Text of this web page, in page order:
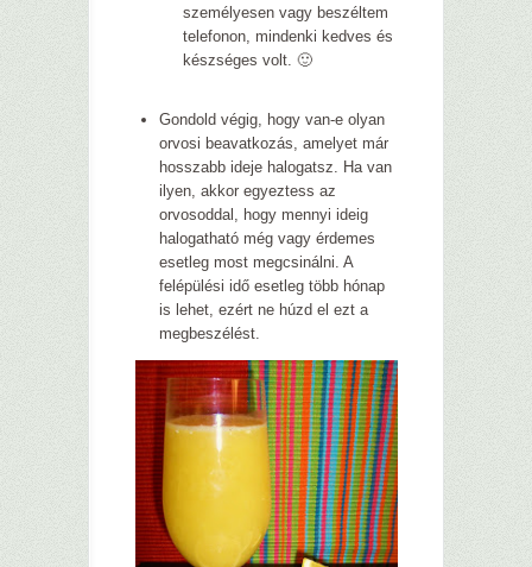
személyesen vagy beszéltem
telefonon, mindenki kedves és
készséges volt. 🙂
Gondold végig, hogy van-e olyan
orvosi beavatkozás, amelyet már
hosszabb ideje halogatsz. Ha van
ilyen, akkor egyeztess az
orvosoddal, hogy mennyi ideig
halogatható még vagy érdemes
esetleg most megcsinálni. A
felépülési idő esetleg több hónap
is lehet, ezért ne húzd el ezt a
megbeszélést.